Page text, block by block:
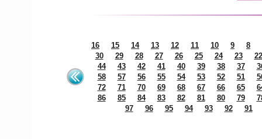
8
9
10
11
12
13
14
15
16
22
23
24
25
26
27
28
29
30
37
38
39
40
41
42
43
44
51
52
53
54
55
56
57
58
65
66
67
68
69
70
71
72
79
80
81
82
83
84
85
86
91
92
93
94
95
96
97